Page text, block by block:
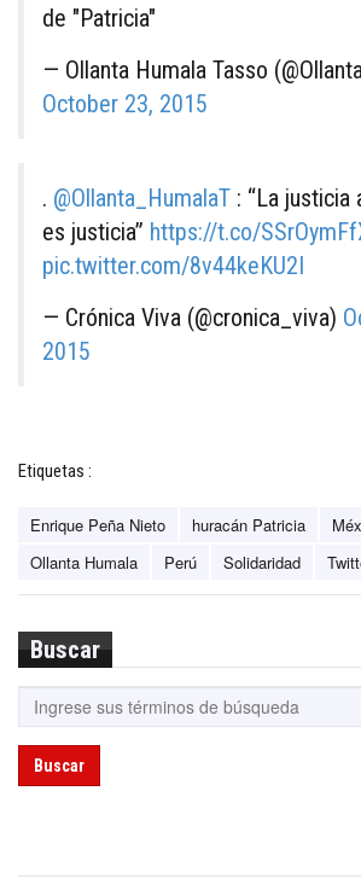
de "Patricia"
— Ollanta Humala Tasso
October 23, 2015
. @Ollanta_HumalaT : “La justicia
es justicia” https://t.co/
pic.twitter.com/8v44keKU2I
— Crónica Viva (@cronica_viva)
2015
Etiquetas :
Enrique Peña Nieto huracán Patricia
Ollanta Humala
Perú Solidaridad
Buscar
Buscar